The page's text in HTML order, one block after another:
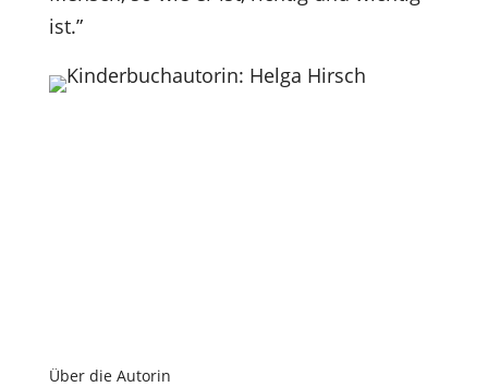
ist.”
Über die Autorin